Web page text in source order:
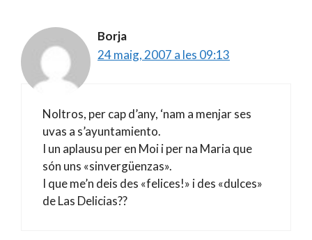
Borja
24 maig, 2007 a les 09:13
Noltros, per cap d’any, ‘nam a menjar ses
uvas a s’ayuntamiento.
I un aplausu per en Moi i per na Maria que
són uns «sinvergüenzas».
I que me’n deis des «felices!» i des «dulces»
de Las Delicias??